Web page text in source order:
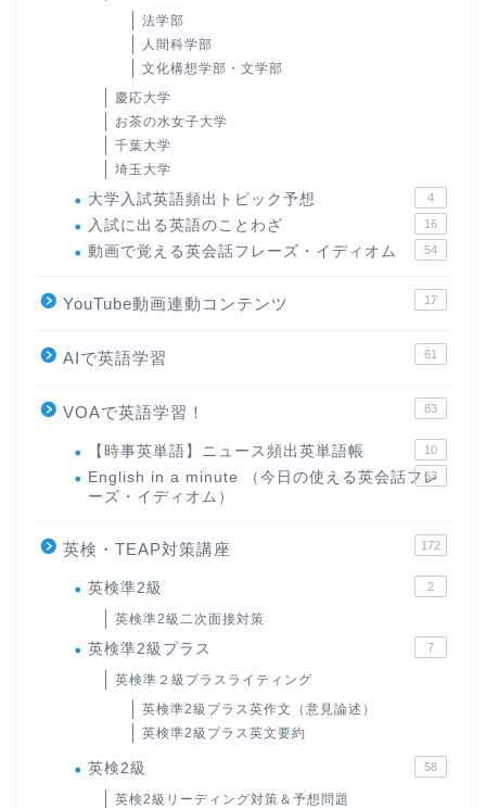
法学部
人間科学部
文化構想学部・文学部
慶応大学
お茶の水女子大学
千葉大学
埼玉大学
大学入試英語頻出トピック予想 4
入試に出る英語のことわざ 16
動画で覚える英会話フレーズ・イディオム 54
YouTube動画連動コンテンツ 17
AIで英語学習 61
VOAで英語学習！ 83
【時事英単語】ニュース頻出英単語帳 10
English in a minute （今日の使える英会話フレ
ーズ・イディオム）
63
英検・TEAP対策講座 172
英検準2級 2
英検準2級二次面接対策
英検準2級プラス 7
英検準２級プラスライティング
英検準2級プラス英作文（意見論述）
英検準2級プラス英文要約
英検2級 58
英検2級リーディング対策＆予想問題